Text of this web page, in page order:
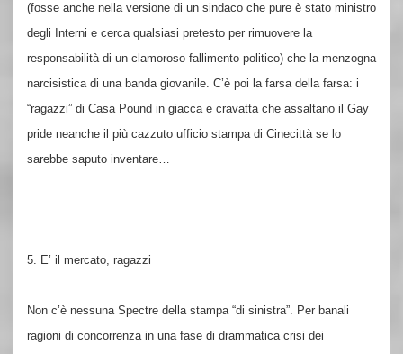
(fosse anche nella versione di un sindaco che pure è stato ministro
degli Interni e cerca qualsiasi pretesto per rimuovere la
responsabilità di un clamoroso fallimento politico) che la menzogna
narcisistica di una banda giovanile. C’è poi la farsa della farsa: i
“ragazzi” di Casa Pound in giacca e cravatta che assaltano il Gay
pride neanche il più cazzuto ufficio stampa di Cinecittà se lo
sarebbe saputo inventare…
5. E’ il mercato, ragazzi
Non c’è nessuna Spectre della stampa “di sinistra”. Per banali
ragioni di concorrenza in una fase di drammatica crisi dei